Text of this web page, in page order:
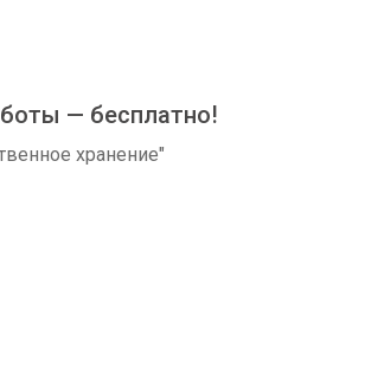
— бесплатно!
хранение"